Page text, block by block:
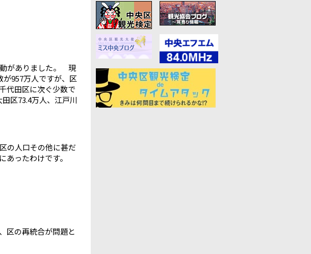
動がありました。 現
957万人ですが、区
代田区に次ぐ少数で
区73.4万人、江戸川
の人口その他に甚だ
ったわけです。
区の再統合が問題と